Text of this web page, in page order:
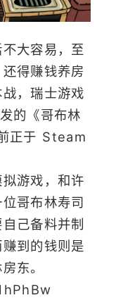
大容易，至
得赚钱养房
，瑞士游戏
的《哥布林
正于 Steam
拟游戏，和许
哥布林寿司
己备料并制
到的钱则是
东。